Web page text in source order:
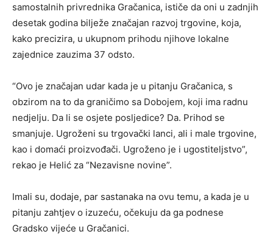
samostalnih privrednika Gračanica, ističe da oni u zadnjih
desetak godina bilježe značajan razvoj trgovine, koja,
kako precizira, u ukupnom prihodu njihove lokalne
zajednice zauzima 37 odsto.
“Ovo je značajan udar kada je u pitanju Gračanica, s
obzirom na to da graničimo sa Dobojem, koji ima radnu
nedjelju. Da li se osjete posljedice? Da. Prihod se
smanjuje. Ugroženi su trgovački lanci, ali i male trgovine,
kao i domaći proizvođači. Ugroženo je i ugostiteljstvo”,
rekao je Helić za “Nezavisne novine”.
Imali su, dodaje, par sastanaka na ovu temu, a kada je u
pitanju zahtjev o izuzeću, očekuju da ga podnese
Gradsko vijeće u Gračanici.